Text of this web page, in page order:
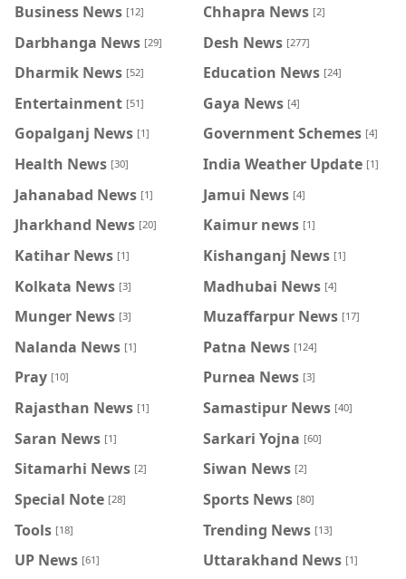
Business News [12] Chhapra News [2]
Darbhanga News [29] Desh News [277]
Dharmik News [52] Education News [24]
Entertainment [51] Gaya News [4]
Gopalganj News [1] Government Schemes [4]
Health News [30] India Weather Update [1]
Jahanabad News [1] Jamui News [4]
Jharkhand News [20] Kaimur news [1]
Katihar News [1] Kishanganj News [1]
Kolkata News [3] Madhubai News [4]
Munger News [3] Muzaffarpur News [17]
Nalanda News [1] Patna News [124]
Pray [10] Purnea News [3]
Rajasthan News [1] Samastipur News [40]
Saran News [1] Sarkari Yojna [60]
Sitamarhi News [2] Siwan News [2]
Special Note [28] Sports News [80]
Tools [18] Trending News [13]
UP News [61] Uttarakhand News [1]